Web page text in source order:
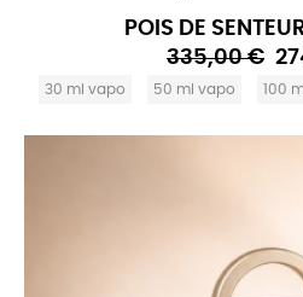
POIS DE
335,00 €
30 ml vapo 50 ml vapo 100